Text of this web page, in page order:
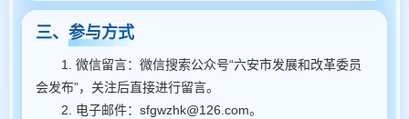
三、参与方式
1. 微信留言：微信搜索公众号“六安市发展和改革委员
会发布”，关注后直接进行留言。
2. 电子邮件：sfgwzhk@126.com。